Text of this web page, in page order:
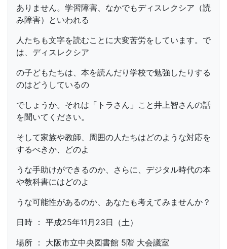
ありません。学習障害、なかでもディスレクシア（読
み障害）といわれる
人たちも文字を読むことに大変苦労をしています。で
は、ディスレクシア
の子どもたちは、本を読んだり学校で勉強したりする
のはどうしているの
でしょうか。それは「トラさん」こと井上智さんの話
を聞いてください。
そして家族や教師、周囲の人たちはどのような対応を
するべきか、どのよ
うな手助けができるのか、さらに、デジタル時代の本
や教科書にはどのよ
うな可能性があるのか、あなたも考えてみませんか？
日時 ： 平成25年11月23日（土）
場所 ： 大阪市立中央図書館 5階 大会議室